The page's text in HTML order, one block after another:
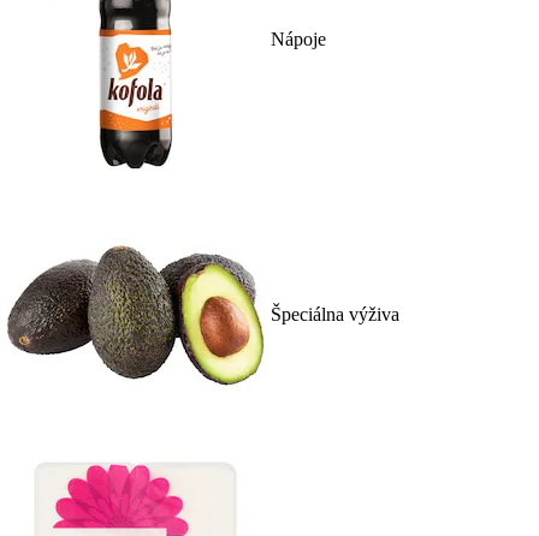
Nápoje
Špeciálna výživa